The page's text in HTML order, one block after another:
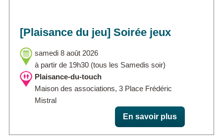
[Plaisance du jeu] Soirée jeux
samedi 8 août 2026
à partir de 19h30 (tous les Samedis soir)
Plaisance-du-touch
Maison des associations, 3 Place Frédéric
Mistral
En savoir plus